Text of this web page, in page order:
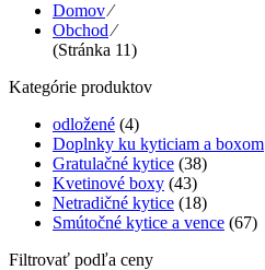
Domov⁄
Obchod⁄
(Stránka 11)
Kategórie produktov
odložené (4)
Doplnky ku kyticiam a boxom
Gratulačné kytice (38)
Kvetinové boxy (43)
Netradičné kytice (18)
Smútočné kytice a vence (67)
Filtrovať podľa ceny